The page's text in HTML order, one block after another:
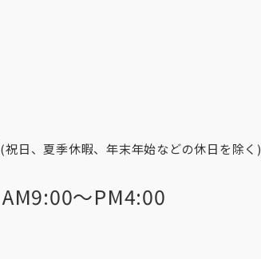
(祝日、夏季休暇、年末年始などの休日を除く)
AM9:00～PM4:00